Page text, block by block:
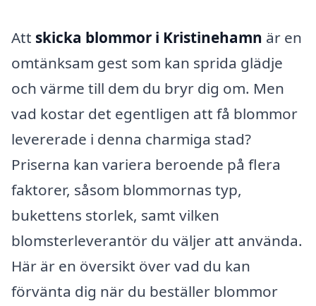
Att skicka blommor i Kristinehamn är en
omtänksam gest som kan sprida glädje
och värme till dem du bryr dig om. Men
vad kostar det egentligen att få blommor
levererade i denna charmiga stad?
Priserna kan variera beroende på flera
faktorer, såsom blommornas typ,
bukettens storlek, samt vilken
blomsterleverantör du väljer att använda.
Här är en översikt över vad du kan
förvänta dig när du beställer blommor